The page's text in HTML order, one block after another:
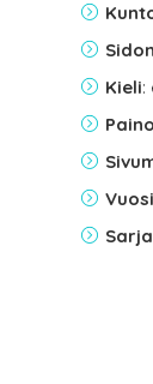
Kieli:
Vuosi
Sarja